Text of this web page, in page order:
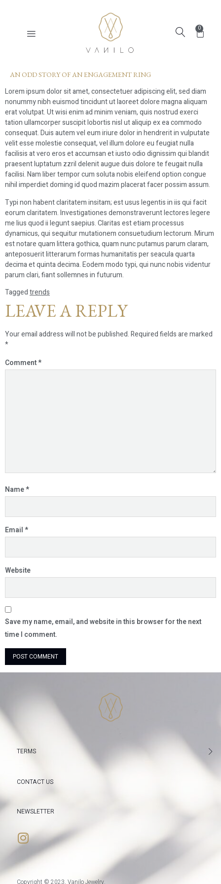
0
AN ODD STORY OF AN ENGAGEMENT RING
Lorem ipsum dolor sit amet, consectetuer adipiscing elit, sed diam
nonummy nibh euismod tincidunt ut laoreet dolore magna aliquam
erat volutpat. Ut wisi enim ad minim veniam, quis nostrud exerci
tation ullamcorper suscipit lobortis nisl ut aliquip ex ea commodo
consequat. Duis autem vel eum iriure dolor in hendrerit in vulputate
velit esse molestie consequat, vel illum dolore eu feugiat nulla
facilisis at vero eros et accumsan et iusto odio dignissim qui blandit
praesent luptatum zzril delenit augue duis dolore te feugait nulla
facilisi. Nam liber tempor cum soluta nobis eleifend option congue
nihil imperdiet doming id quod mazim placerat facer possim assum.
Typi non habent claritatem insitam; est usus legentis in iis qui facit
eorum claritatem. Investigationes demonstraverunt lectores legere
me lius quod ii legunt saepius. Claritas est etiam processus
dynamicus, qui sequitur mutationem consuetudium lectorum. Mirum
est notare quam littera gothica, quam nunc putamus parum claram,
anteposuerit litterarum formas humanitatis per seacula quarta
decima et quinta decima. Eodem modo typi, qui nunc nobis videntur
parum clari, fiant sollemnes in futurum.
Taggedtrends
LEAVE A REPLY
Your email address will not be published.Required fields are marked
*
Comment*
Name*
Email*
Website
Save my name, email, and website in this browser for the next
time I comment.
TERMS
CONTACT US
NEWSLETTER
Copyright © 2023, Vanilo Jewelry.